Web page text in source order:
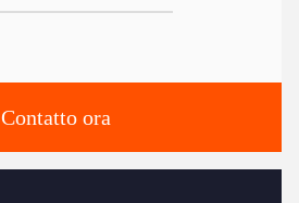
Contatto ora